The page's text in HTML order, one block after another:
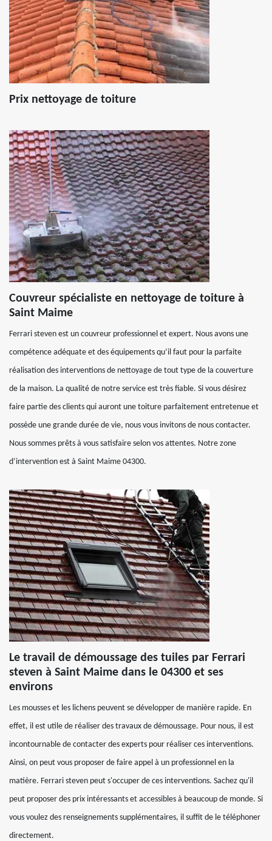
Prix nettoyage de toiture
Couvreur spécialiste en nettoyage de toiture à
Saint Maime
Ferrari steven est un couvreur professionnel et expert. Nous avons une
compétence adéquate et des équipements qu’il faut pour la parfaite
réalisation des interventions de nettoyage de tout type de la couverture
de la maison. La qualité de notre service est très fiable. Si vous désirez
faire partie des clients qui auront une toiture parfaitement entretenue et
possède une grande durée de vie, nous vous invitons de nous contacter.
Nous sommes prêts à vous satisfaire selon vos attentes. Notre zone
d’intervention est à Saint Maime 04300.
Le travail de démoussage des tuiles par Ferrari
steven à Saint Maime dans le 04300 et ses
environs
Les mousses et les lichens peuvent se développer de manière rapide. En
effet, il est utile de réaliser des travaux de démoussage. Pour nous, il est
incontournable de contacter des experts pour réaliser ces interventions.
Ainsi, on peut vous proposer de faire appel à un professionnel en la
matière. Ferrari steven peut s'occuper de ces interventions. Sachez qu'il
peut proposer des prix intéressants et accessibles à beaucoup de monde. Si
vous voulez des renseignements supplémentaires, il suffit de le téléphoner
directement.